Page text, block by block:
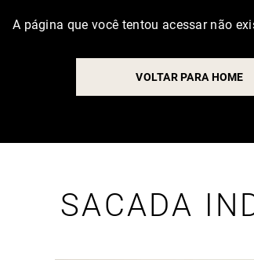
A página que você tentou acessar não
VOLTAR PARA HOME
SACADA